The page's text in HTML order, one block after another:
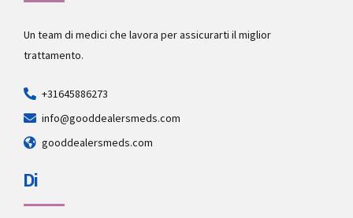
Un team di medici che lavora per assicurarti il miglior
trattamento.
+31645886273
info@gooddealersmeds.com
gooddealersmeds.com
Di